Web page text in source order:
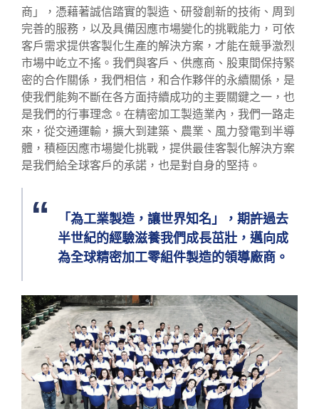
商」，憑藉著誠信踏實的製造、研發創新的技術、周到
完善的服務，以及具備因應市場變化的挑戰能力，可依
客戶需求提供客製化生產的解決方案，才能在競爭激烈
市場中屹立不搖。我們與客戶、供應商、股東間保持緊
密的合作關係，我們相信，和合作夥伴的永續關係，是
使我們能夠不斷在各方面持續成功的主要關鍵之一，也
是我們的行事理念。在精密加工製造業內，我們一路走
來，從交通運輸，擴大到建築、農業、風力發電到半導
體，積極因應市場變化挑戰，提供最佳客製化解決方案
是我們給全球客戶的承諾，也是對自身的堅持。
「為工業製造，讓世界知名」，期許過去
半世紀的經驗滋養我們成長茁壯，邁向成
為全球精密加工零組件製造的領導廠商。